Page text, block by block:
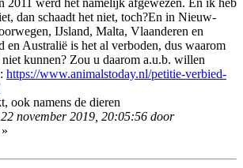
2011 werd het namelijk afgewezen. En ik heb
dan schaadt het niet, toch?En in Nieuw-
IJsland, Malta, Vlaanderen en
en Australië is het al verboden, dus waarom
kunnen? Zou u daarom a.u.b. willen
https://www.animalstoday.nl/petitie-verbied-
ook namens de dieren
november 2019, 20:05:56 door
»